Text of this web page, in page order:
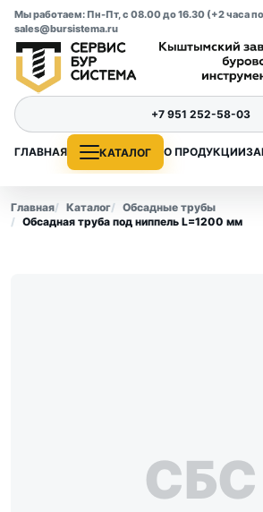
Мы работаем: Пн-Пт, с 08.00 до 16.30 (+2 часа
sales@bursistema.ru
ГЛАВНАЯ КАТАЛОГ О ПРОДУКЦИИ
+7 951 252-58-03
Главная Каталог
Обсадные трубы
Обсадная труба под ниппель L=1200 мм
СБС